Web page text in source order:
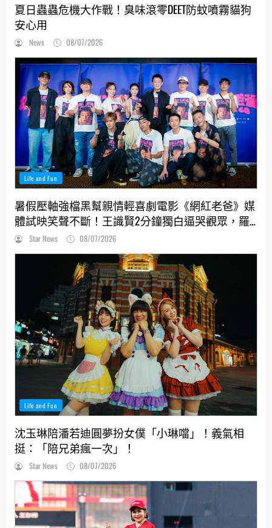
夏日蟲蟲危機大作戰！臭味滾零DEET防蚊噴霧貓狗
安心用
News 08/07/2026
Life and Fun
暑假壓軸強檔黑幫親情輕喜劇電影《網紅老爸》媒
體試映笑聲不斷！王識賢2分鐘獨白逼哭觀眾，羅
志祥、張懷秋受封搞笑MVP
Star News 08/07/2026
Life and Fun
沈玉琳陪潘若迪圓夢扮女僕「小琳噹」！義氣相
挺：「陪兄弟瘋一次」！
Star News 08/07/2026